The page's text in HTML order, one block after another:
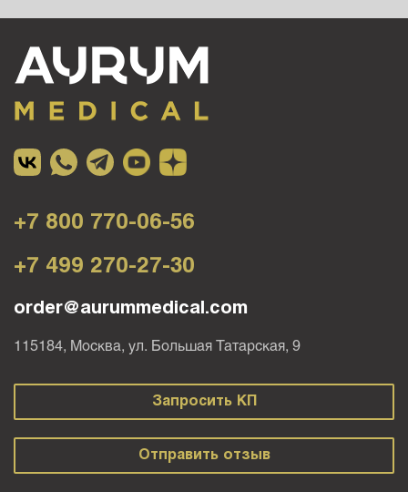
+7 800 770-06-56
+7 499 270-27-30
order@aurummedical.com
115184, Москва, ул. Большая Татарская, 9
Запросить КП
Отправить отзыв